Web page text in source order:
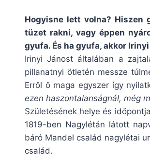
Hogyisne lett volna? Hiszen
tüzet rakni, vagy éppen
gyufa. És ha gyufa, akkor
Irinyi Jánost általában a
pillanatnyi ötletén messze
Erről ő maga egyszer így
ezen haszontalanságnál, még
Születésének helye és
1819-ben Nagylétán látott
báró Mandel család nagylétai
család.